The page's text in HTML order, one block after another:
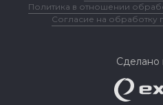
Политика в отношении
Согласие на обработку
Сделано